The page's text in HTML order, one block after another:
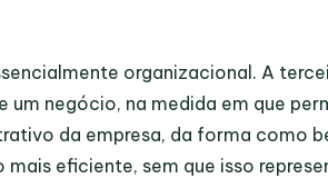
organizacional. A
um negócio, na medida em que
da empresa, da forma como
eficiente, sem que isso